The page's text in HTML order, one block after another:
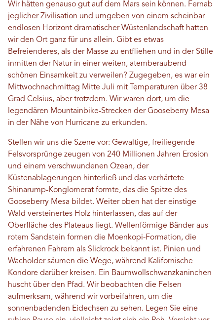
Wir hätten genauso gut auf dem Mars sein können. Fernab
jeglicher Zivilisation und umgeben von einem scheinbar
endlosen Horizont dramatischer Wüstenlandschaft hatten
wir den Ort ganz für uns allein. Gibt es etwas
Befreienderes, als der Masse zu entfliehen und in der Stille
inmitten der Natur in einer weiten, atemberaubend
schönen Einsamkeit zu verweilen? Zugegeben, es war ein
Mittwochnachmittag Mitte Juli mit Temperaturen über 38
Grad Celsius, aber trotzdem. Wir waren dort, um die
legendären Mountainbike-Strecken der Gooseberry Mesa
in der Nähe von Hurricane zu erkunden.
Stellen wir uns die Szene vor: Gewaltige, freiliegende
Felsvorsprünge zeugen von 240 Millionen Jahren Erosion
und einem verschwundenen Ozean, der
Küstenablagerungen hinterließ und das verhärtete
Shinarump-Konglomerat formte, das die Spitze des
Gooseberry Mesa bildet. Weiter oben hat der einstige
Wald versteinertes Holz hinterlassen, das auf der
Oberfläche des Plateaus liegt. Wellenförmige Bänder aus
rotem Sandstein formen die Moenkopi-Formation, die
erfahrenen Fahrern als Slickrock bekannt ist. Pinien und
Wacholder säumen die Wege, während Kalifornische
Kondore darüber kreisen. Ein Baumwollschwanzkaninchen
huscht über den Pfad. Wir beobachten die Felsen
aufmerksam, während wir vorbeifahren, um die
sonnenbadenden Eidechsen zu sehen. Legen Sie eine